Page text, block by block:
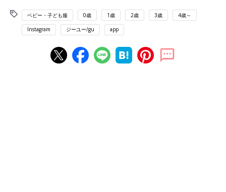
ベビー・子ども服 0歳 1歳 2歳 3歳 4歳～
Instagram ジーユー/gu app